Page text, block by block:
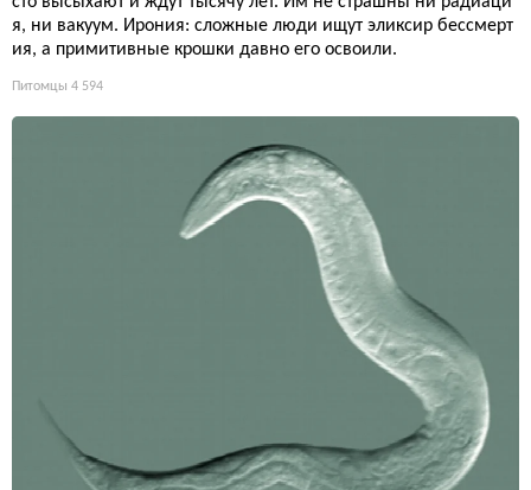
я, ни вакуум. Ирония: сложные люди ищут эликсир бессмерт
ия, а примитивные крошки давно его освоили.
Питомцы 4 594